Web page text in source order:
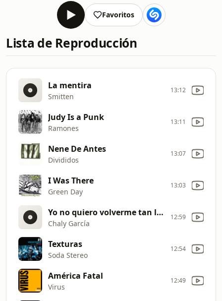
Favoritos
Lista de Reproducción
La mentira
Smitten
13:12
Judy Is a Punk
Ramones
13:11
Nene De Antes
Divididos
13:07
I Was There
Green Day
13:03
Yo no quiero volverme tan loco
Chaly García
12:59
Texturas
Soda Stereo
12:54
América Fatal
Virus
12:49